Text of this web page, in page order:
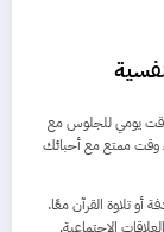
يومي للجلوس مع
وقت ممتع مع أحبائك
أو تلاوة القرآن معًا.
الاجتماعية.